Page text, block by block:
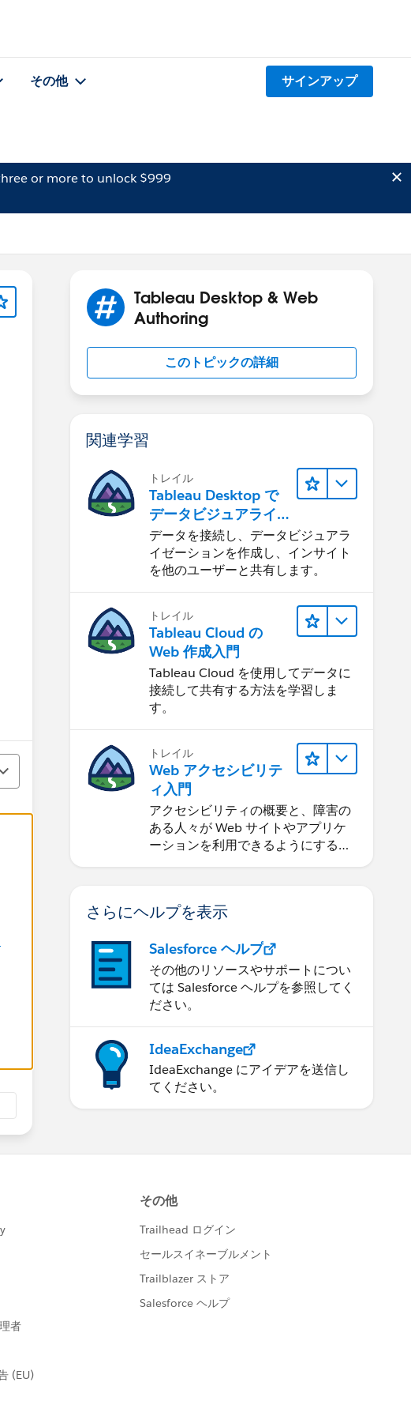
その他 サインアップ
or more to unlock $999
Tableau Desktop & Web
Authoring
このトピックの詳細
関連学習
トレイル
Tableau Desktop で
データビジュアライ
ゼーションをはじめ
る
データを接続し、データビジュアラ
イゼーションを作成し、インサイト
を他のユーザーと共有します。
トレイル
Tableau Cloud の
Web 作成入門
Tableau Cloud を使用してデータに
接続して共有する方法を学習しま
す。
トレイル
Web アクセシビリテ
ィ入門
アクセシビリティの概要と、障害の
ある人々が Web サイトやアプリケ
ーションを利用できるようにする方
さらにヘルプを表示
Salesforce ヘルプ
その他のリソースやサポートについ
ては Salesforce ヘルプを参照してく
ださい。
IdeaExchange
IdeaExchange にアイデアを送信し
てください。